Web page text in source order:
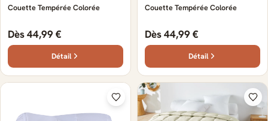
Couette Tempérée Colorée
Dès 44,99 €
Détail
Couette Tempérée Colorée
Dès 44,99 €
Détail